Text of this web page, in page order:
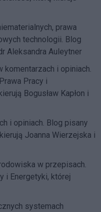
prawa
technologii. Blog
Aleksandra Auleytner
komentarzach i opiniach.
Pracy i
Bogusław Kapłon i
i opiniach. Blog pisany
Joanna Wierzejska i
w przepisach.
i Energetyki, której
systemach